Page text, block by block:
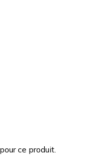
ce produit.